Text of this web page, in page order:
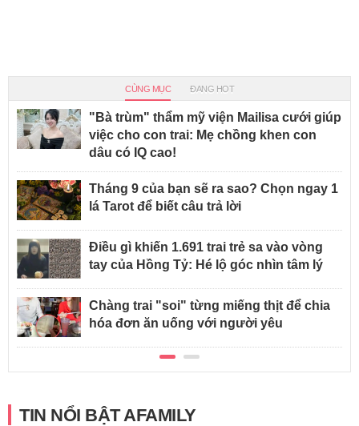
CÙNG MỤC ĐANG HOT
"Bà trùm" thẩm mỹ viện Mailisa cưới giúp
việc cho con trai: Mẹ chồng khen con
dâu có IQ cao!
Tháng 9 của bạn sẽ ra sao? Chọn ngay 1
lá Tarot để biết câu trả lời
Điều gì khiến 1.691 trai trẻ sa vào vòng
tay của Hồng Tỷ: Hé lộ góc nhìn tâm lý
Chàng trai "soi" từng miếng thịt để chia
hóa đơn ăn uống với người yêu
TIN NỔI BẬT AFAMILY